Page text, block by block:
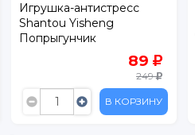
Игрушка-антистресс
Shantou Yisheng
Попрыгунчик
Перевертыш Hip Hop
89
249
В КОРЗИНУ